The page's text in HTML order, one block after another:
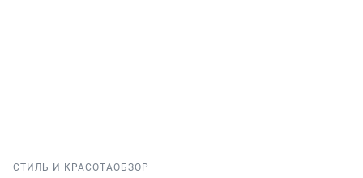
СТИЛЬ И КРАСОТАОБЗОР